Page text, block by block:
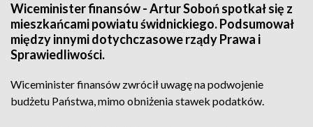
Wiceminister finansów - Artur Soboń spotkał się z
mieszkańcami powiatu świdnickiego. Podsumował
między innymi dotychczasowe rządy Prawa i
Sprawiedliwości.
Wiceminister finansów zwrócił uwagę na podwojenie
budżetu Państwa, mimo obniżenia stawek podatków.